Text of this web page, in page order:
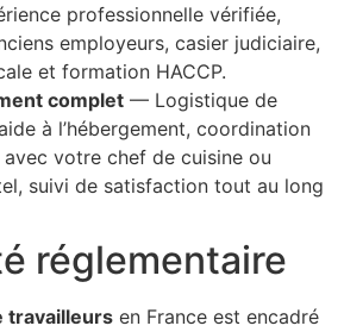
professionnelle vérifiée,
employeurs, casier judiciaire,
et formation HACCP.
complet — Logistique de
à l’hébergement, coordination
votre chef de cuisine ou
suivi de satisfaction tout au long
réglementaire
travailleurs en France est encadré